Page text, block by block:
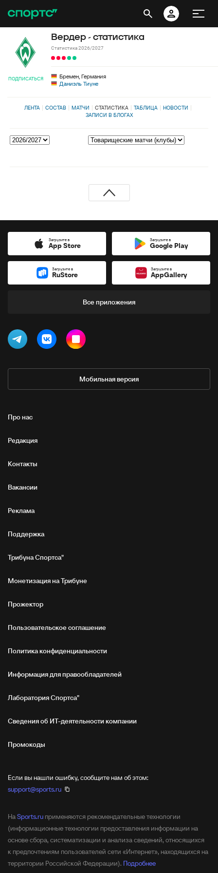
ПОДПИСАТЬСЯ
Вердер - статистика
Статистика 2026/2027
Бремен, Германия
Даниэль Тиуне
ЛЕНТА СОСТАВ МАТЧИ СТАТИСТИКА ТАБЛИЦА
НОВОСТИ
ЗАПИСИ В БЛОГАХ
Загрузите в
App Store
Загрузите в
Google Play
Загрузите в
RuStore
Загрузите в
AppGallery
Все приложения
Мобильная версия
Про нас
Редакция
Контакты
Вакансии
Реклама
Поддержка
Трибуна Спортса"
Монетизация на Трибуне
Прожектор
Пользовательское соглашение
Политика конфиденциальности
Информация для правообладателей
Лаборатория Спортса"
Сведения об ИТ‑деятельности компании
Промокоды
Если вы нашли ошибку, сообщите нам об этом:
support@sports.ru
НаSports.ru применяются рекомендательные технологии
(информационные технологии предоставления информации на
основе сбора, систематизации и анализа сведений, относящихся
к предпочтениям пользователей сети «Интернет», находящихся на
территории Российской Федерации). Подробнее